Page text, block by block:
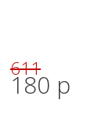
611
180 р